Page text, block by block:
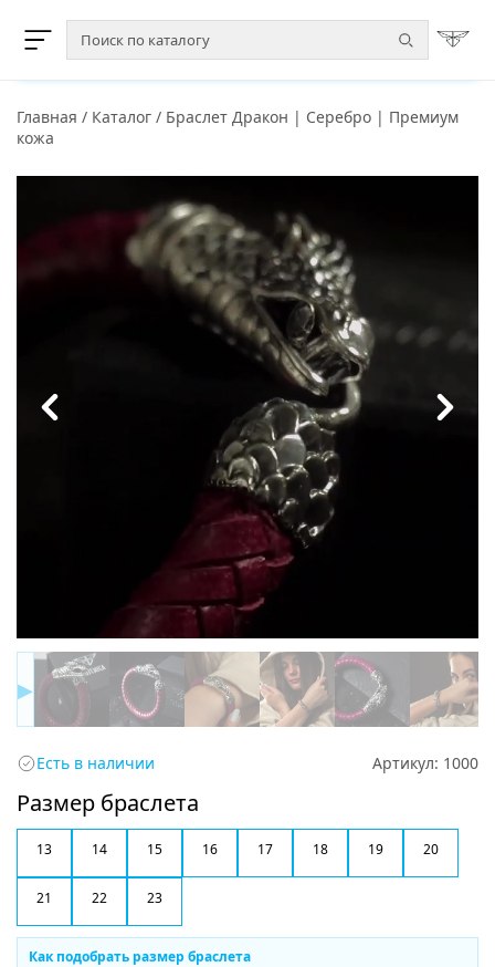
Главная / Каталог / Браслет Дракон | Серебро | Премиум
кожа
▶
Есть в наличии Артикул: 1000
Размер браслета
13 14 15 16 17 18 19 20
21 22 23
Как подобрать размер браслета